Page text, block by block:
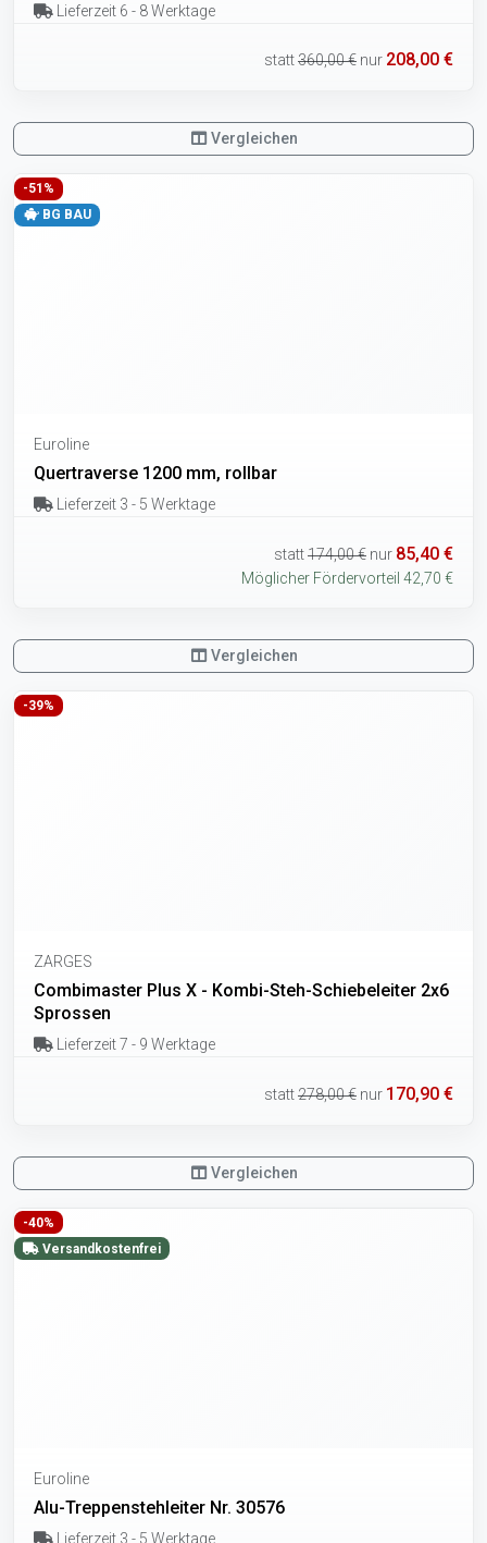
Lieferzeit 6 - 8 Werktage
statt360,00 € nur 208,00 €
Vergleichen
-51%
BG BAU
Euroline
Quertraverse 1200 mm, rollbar
Lieferzeit 3 - 5 Werktage
statt174,00 € nur 85,40 €
Möglicher Fördervorteil 42,70 €
Vergleichen
-39%
ZARGES
Combimaster Plus X - Kombi-Steh-Schiebeleiter 2x6
Sprossen
Lieferzeit 7 - 9 Werktage
statt278,00 € nur 170,90 €
Vergleichen
-40%
Versandkostenfrei
Euroline
Alu-Treppenstehleiter Nr. 30576
Lieferzeit 3 - 5 Werktage